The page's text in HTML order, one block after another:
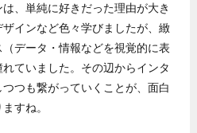
は、単純に好きだった理由が大き
インなど色々学びましたが、緻
データ・情報などを視覚的に表
ていました。その辺からインタ
つも繋がっていくことが、面白
すね。